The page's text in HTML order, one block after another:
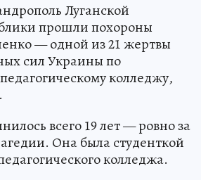
Луганской
прошли похороны
— одной из 21 жертвы
сил Украины по
колледжу,
всего 19 лет — ровно за
Она была студенткой
колледжа.